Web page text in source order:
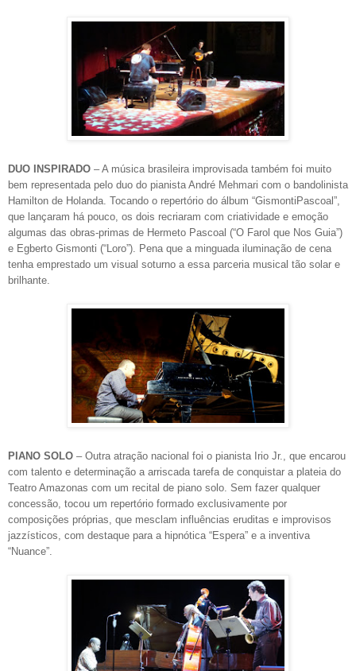
DUO INSPIRADO – A música brasileira improvisada também foi muito
bem representada pelo duo do pianista André Mehmari com o bandolinista
Hamilton de Holanda. Tocando o repertório do álbum “GismontiPascoal”,
que lançaram há pouco, os dois recriaram com criatividade e emoção
algumas das obras-primas de Hermeto Pascoal (“O Farol que Nos Guia”)
e Egberto Gismonti (“Loro”). Pena que a minguada iluminação de cena
tenha emprestado um visual soturno a essa parceria musical tão solar e
brilhante.
PIANO SOLO – Outra atração nacional foi o pianista Irio Jr., que encarou
com talento e determinação a arriscada tarefa de conquistar a plateia do
Teatro Amazonas com um recital de piano solo. Sem fazer qualquer
concessão, tocou um repertório formado exclusivamente por
composições próprias, que mesclam influências eruditas e improvisos
jazzísticos, com destaque para a hipnótica “Espera” e a inventiva
“Nuance”.